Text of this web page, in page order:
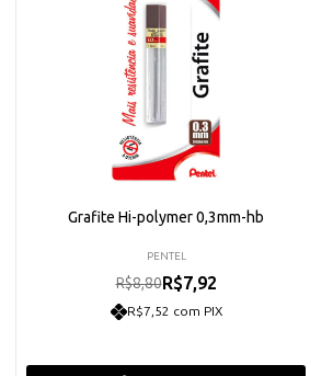
Grafite Hi-polymer 0,3mm-hb
PENTEL
R$8,80R$7,92
R$7,52 com PIX